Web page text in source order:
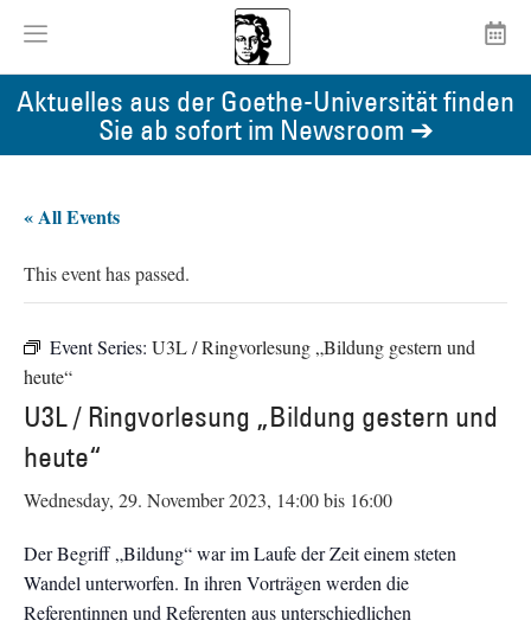
Aktuelles aus der Goethe-Universität finden
Sie ab sofort im Newsroom ➔
« All Events
This event has passed.
Event Series: U3L / Ringvorlesung „Bildung gestern und
heute“
U3L / Ringvorlesung „Bildung gestern und
heute“
Wednesday, 29. November 2023, 14:00bis 16:00
Der Begriff „Bildung“ war im Laufe der Zeit einem steten
Wandel unterworfen. In ihren Vorträgen werden die
Referentinnen und Referenten aus unterschiedlichen